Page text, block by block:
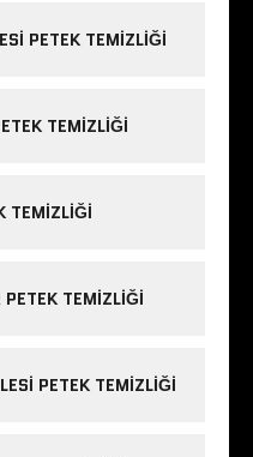
PETEK TEMIZLIĞI
TEMIZLIĞI
TEMIZLIĞI
PETEK TEMIZLIĞI
PETEK TEMIZLIĞI